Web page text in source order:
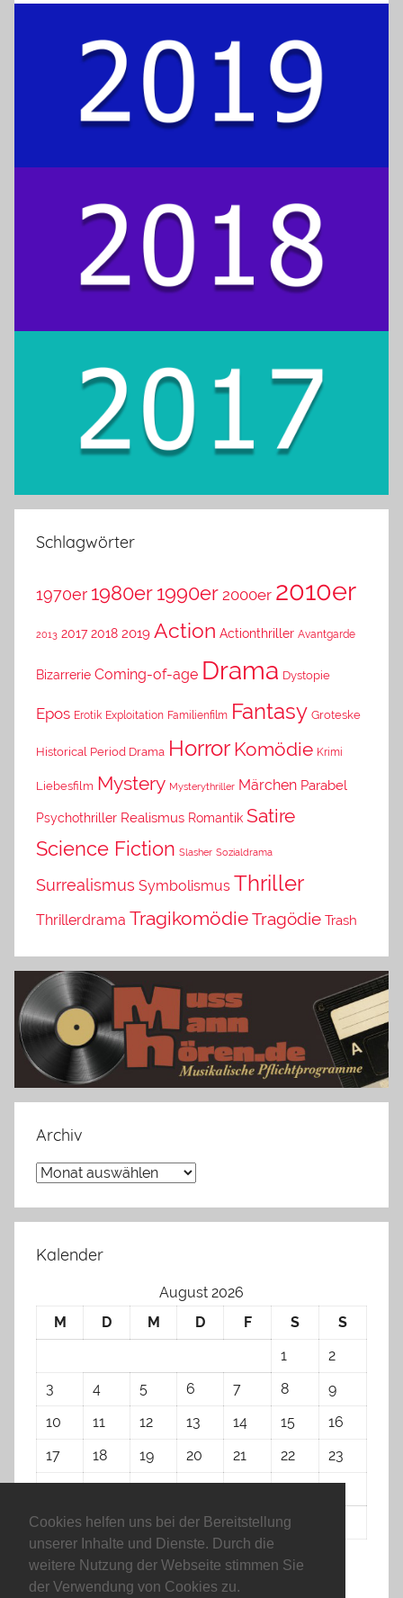
Cookies helfen uns bei der Bereitstellung
unserer Inhalte und Dienste. Durch die
weitere Nutzung der Webseite stimmen Sie
der Verwendung von Cookies zu.
Schlagwörter
1970er 1980er 1990er 2000er 2010er
2013 2017 2018 2019 Action Actionthriller Avantgarde
Bizarrerie Coming-of-age Drama Dystopie
Epos Erotik Exploitation Familienfilm Fantasy Groteske
Historical Period Drama Horror Komödie Krimi
Liebesfilm Mystery Mysterythriller Märchen Parabel
Psychothriller Realismus Romantik Satire
Science Fiction Slasher Sozialdrama
Surrealismus Symbolismus Thriller
Thrillerdrama TragikomödieTragödie Trash
Archiv
Archiv
Kalender
August 2026
M
D M D F S
S
1
2
3
4 5 6 7 8
9
10
11 12 13 14 15
16
17
18 19 20 21 22
23
24
25 26 27 28 29
30
31
« Apr.